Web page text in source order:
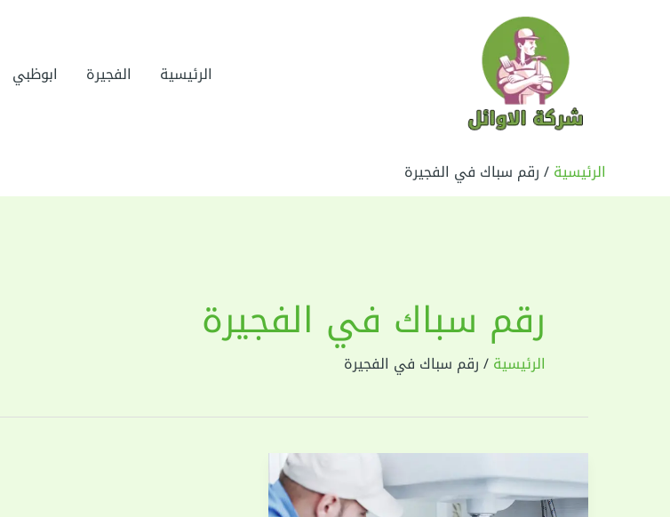
الرئيسية الفجيرة ابوظبي
الرئيسية رقم سباك في الفجيرة
رقم سباك في الفجيرة
الرئيسية رقم سباك في الفجيرة